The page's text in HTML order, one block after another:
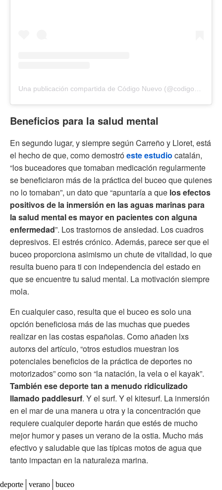
Beneficios para la salud mental
En segundo lugar, y siempre según Carreño y Lloret, está
el hecho de que, como demostróeste estudio catalán,
“los buceadores que tomaban medicación regularmente
se beneficiaron más de la práctica del buceo que quienes
no lo tomaban”, un dato que “apuntaría a que los efectos
positivos de la inmersión en las aguas marinas para
la salud mental es mayor en pacientes con alguna
enfermedad”. Los trastornos de ansiedad. Los cuadros
depresivos. El estrés crónico. Además, parece ser que el
buceo proporciona asimismo un chute de vitalidad, lo que
resulta bueno para ti con independencia del estado en
que se encuentre tu salud mental. La motivación siempre
mola.
En cualquier caso, resulta que el buceo es solo una
opción beneficiosa más de las muchas que puedes
realizar en las costas españolas. Como añaden lxs
autorxs del artículo, “otros estudios muestran los
potenciales beneficios de la práctica de deportes no
motorizados” como son “la natación, la vela o el kayak”.
También ese deporte tan a menudo ridiculizado
llamado paddlesurf. Y el surf. Y el kitesurf. La inmersión
en el mar de una manera u otra y la concentración que
requiere cualquier deporte harán que estés de mucho
mejor humor y pases un verano de la ostia. Mucho más
efectivo y saludable que las típicas motos de agua que
tanto impactan en la naturaleza marina.
deporte verano buceo